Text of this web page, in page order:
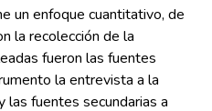
un enfoque cuantitativo, de
la recolección de la
fueron las fuentes
la entrevista a la
las fuentes secundarias a